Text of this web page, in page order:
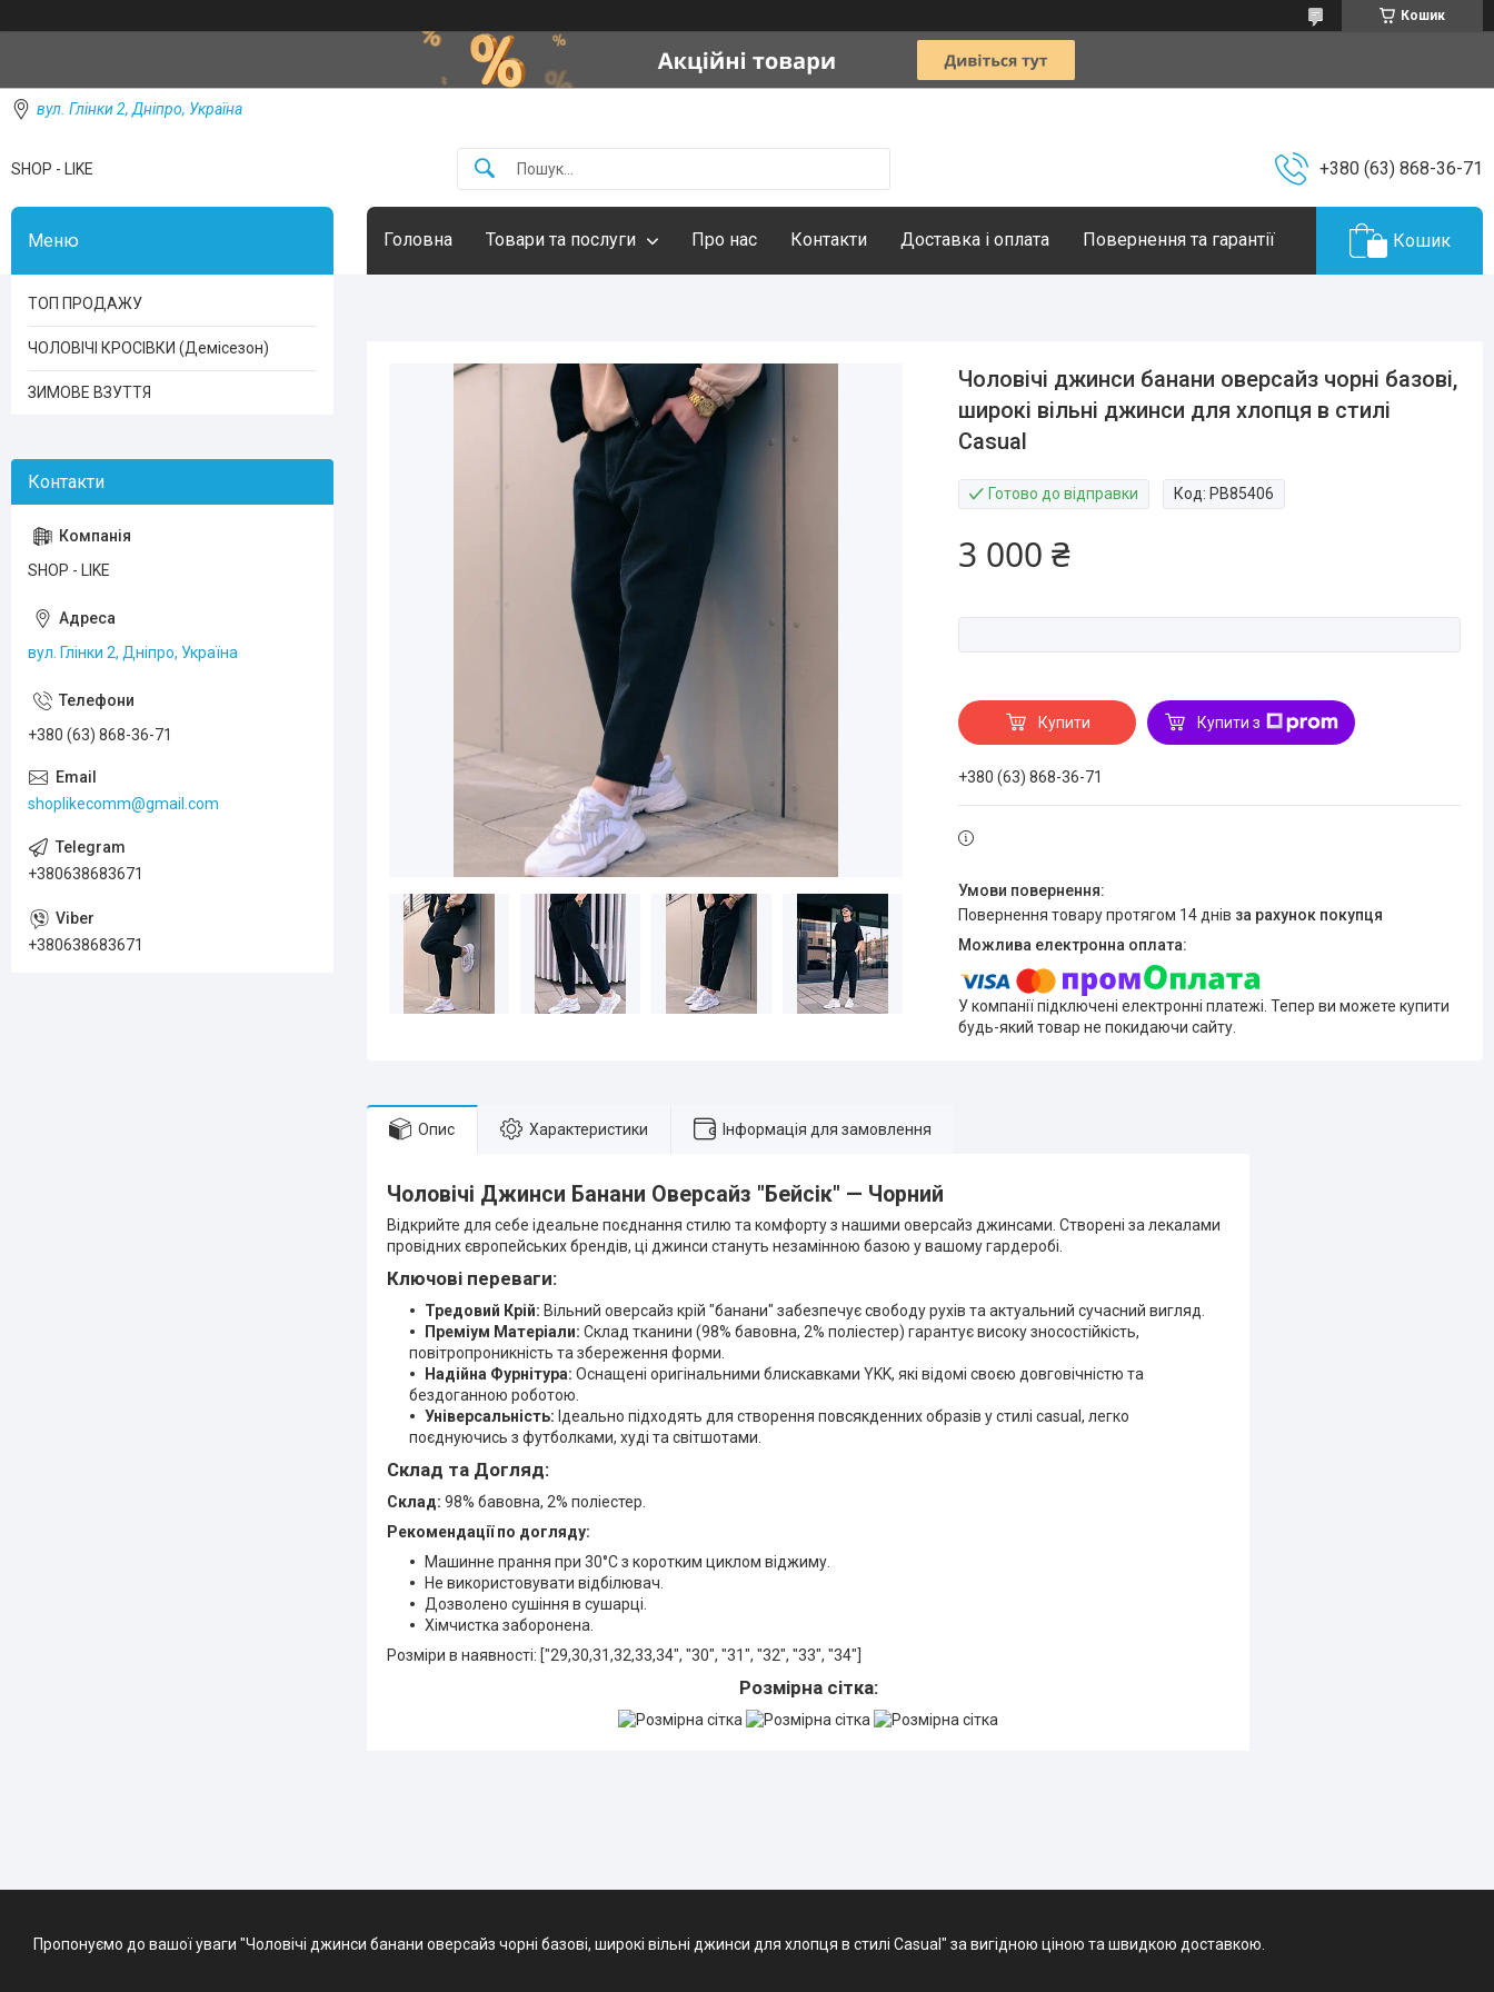
Кошик
вул. Глінки 2, Дніпро, Україна
SHOP - LIKE +380 (63) 868-36-71
Головна Товари та послуги Про нас Контакти Доставка і оплата Повернення та гарантії Кошик
Чоловічі джинси банани оверсайз чорні базові,
широкі вільні джинси для хлопця в стилі
Casual
Готово до відправки Код: PB85406
3 000 ₴
Купити Купити з
+380 (63) 868-36-71
повернення товару протягом 14 днів за рахунок покупця
У компанії підключені електронні платежі. Тепер ви можете купити
будь-який товар не покидаючи сайту.
Опис Характеристики Інформація для замовлення
Чоловічі Джинси Банани Оверсайз "Бейсік" — Чорний
Відкрийте для себе ідеальне поєднання стилю та комфорту з нашими оверсайз джинсами. Створені за лекалами
провідних європейських брендів, ці джинси стануть незамінною базою у вашому гардеробі.
Ключові переваги:
Тредовий Крій: Вільний оверсайз крій "банани" забезпечує свободу рухів та актуальний сучасний вигляд.
Преміум Матеріали: Склад тканини (98% бавовна, 2% поліестер) гарантує високу зносостійкість,
повітропроникність та збереження форми.
Надійна Фурнітура: Оснащені оригінальними блискавками YKK, які відомі своєю довговічністю та
бездоганною роботою.
Універсальність: Ідеально підходять для створення повсякденних образів у стилі casual, легко
поєднуючись з футболками, худі та світшотами.
Склад та Догляд:
Склад: 98% бавовна, 2% поліестер.
Рекомендації по догляду:
Машинне прання при 30°C з коротким циклом віджиму.
Не використовувати відбілювач.
Дозволено сушіння в сушарці.
Хімчистка заборонена.
Розміри в наявності: ["29,30,31,32,33,34", "30", "31", "32", "33", "34"]
Розмірна сітка:
ТОП ПРОДАЖУ
ЧОЛОВІЧІ КРОСІВКИ (Демісезон)
ЗИМОВЕ ВЗУТТЯ
SHOP - LIKE
вул. Глінки 2, Дніпро, Україна
+380 (63) 868-36-71
shoplikecomm@gmail.com
+380638683671
+380638683671
Пропонуємо до вашої уваги "Чоловічі джинси банани оверсайз чорні базові, широкі вільні джинси для хлопця в стилі Casual" за вигідною ціною та швидкою доставкою.